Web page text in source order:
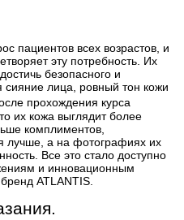
пациентов всех возрастов, и
эту потребность. Их
безопасного и
сияние лица, ровный тон кожи
прохождения курса
их кожа выглядит более
комплиментов,
лучше, а на фотографиях их
Все это стало доступно
и инновационным
ATLANTIS.